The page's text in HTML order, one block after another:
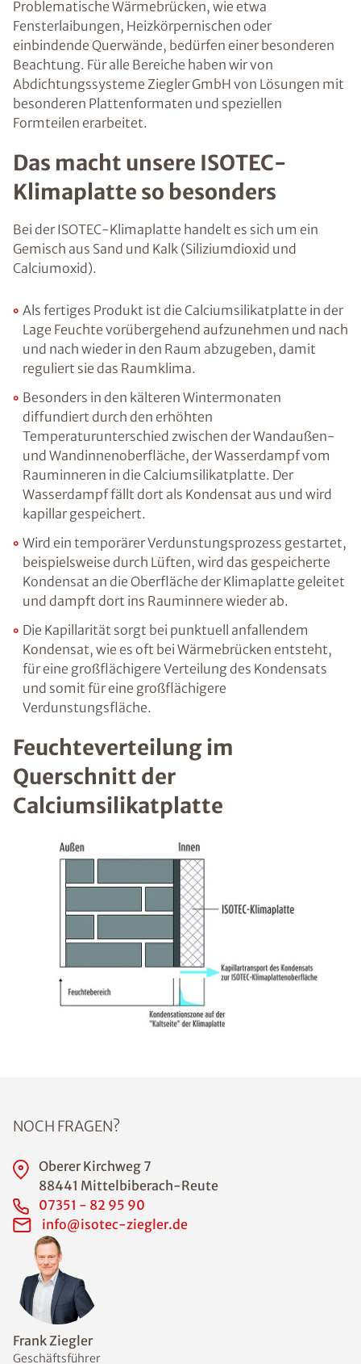
Problematische Wärmebrücken, wie etwa
Fensterlaibungen, Heizkörpernischen oder
einbindende Querwände, bedürfen einer besonderen
Beachtung. Für alle Bereiche haben wir von
Abdichtungssysteme Ziegler GmbH von Lösungen mit
besonderen Plattenformaten und speziellen
Formteilen erarbeitet.
Das macht unsere ISOTEC-
Klimaplatte so besonders
Bei der ISOTEC-Klimaplatte handelt es sich um ein
Gemisch aus Sand und Kalk (Siliziumdioxid und
Calciumoxid).
Als fertiges Produkt ist die Calciumsilikatplatte in der
Lage Feuchte vorübergehend aufzunehmen und nach
und nach wieder in den Raum abzugeben, damit
reguliert sie das Raumklima.
Besonders in den kälteren Wintermonaten
diffundiert durch den erhöhten
Temperaturunterschied zwischen der Wandaußen-
und Wandinnenoberfläche, der Wasserdampf vom
Rauminneren in die Calciumsilikatplatte. Der
Wasserdampf fällt dort als Kondensat aus und wird
kapillar gespeichert.
Wird ein temporärer Verdunstungsprozess gestartet,
beispielsweise durch Lüften, wird das gespeicherte
Kondensat an die Oberfläche der Klimaplatte geleitet
und dampft dort ins Rauminnere wieder ab.
Die Kapillarität sorgt bei punktuell anfallendem
Kondensat, wie es oft bei Wärmebrücken entsteht,
für eine großflächigere Verteilung des Kondensats
und somit für eine großflächigere
Verdunstungsfläche.
Feuchteverteilung im
Querschnitt der
Calciumsilikatplatte
Frank Ziegler
Geschäftsführer
NOCH FRAGEN?
Oberer Kirchweg 7
88441 Mittelbiberach-Reute
07351 - 82 95 90
info@isotec-ziegler.de